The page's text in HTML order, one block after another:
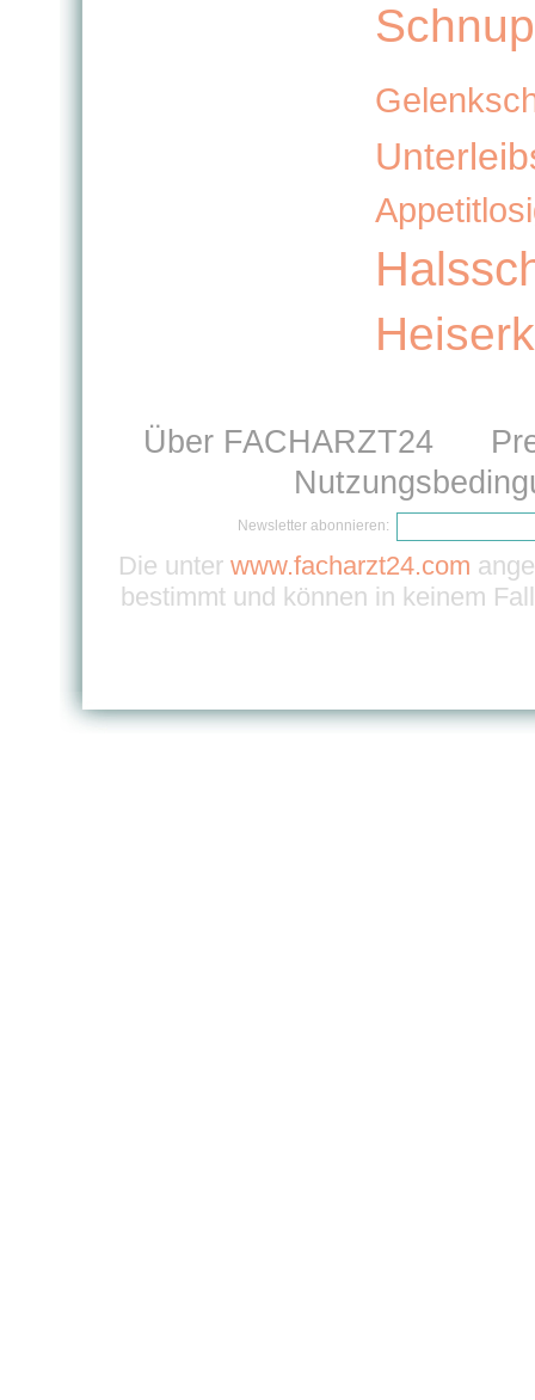
Über FACHARZT24
Newsletter abonnieren:
Die unterwww.facharzt24.com
bestimmt und können in keinem